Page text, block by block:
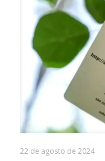
22 de agosto de 2024